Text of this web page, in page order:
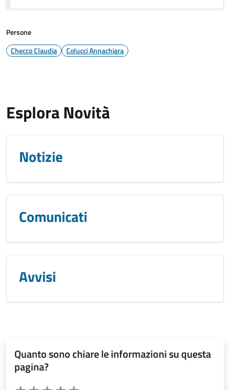
Persone
Checco Claudia
Colucci Annachiara
Esplora Novità
Notizie
Comunicati
Avvisi
Quanto sono chiare le informazioni su questa
pagina?
Valuta da 1 a 5 stelle la pagina